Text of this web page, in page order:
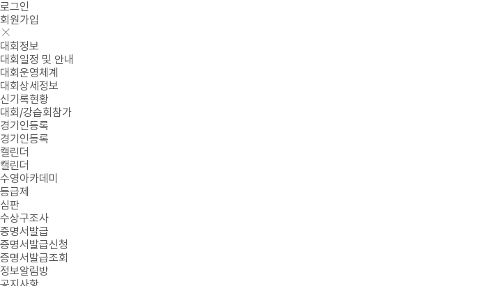
로그인
회원가입
대회정보
대회일정 및 안내
대회운영체계
대회상세정보
신기록현황
대회/강습회참가
경기인등록
경기인등록
캘린더
캘린더
수영아카데미
등급제
심판
수상구조사
증명서발급
증명서발급신청
증명서발급조회
정보알림방